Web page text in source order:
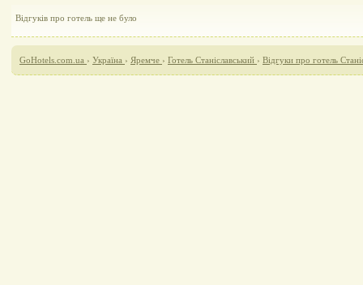
Відгуків про готель ще не було
GoHotels.com.ua › Україна › Яремче › Готель Станіславський › Відгуки про готель